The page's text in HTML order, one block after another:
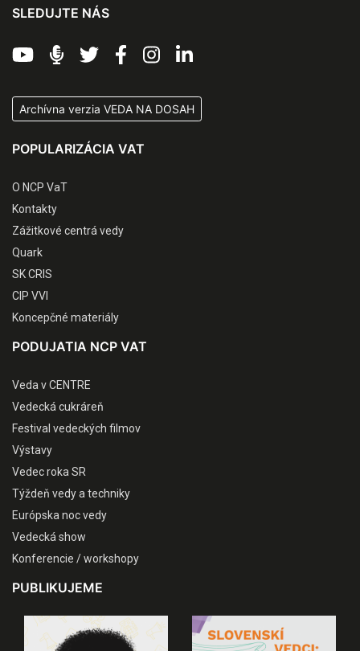
SLEDUJTE NÁS
Archívna verzia VEDA NA DOSAH
POPULARIZÁCIA VAT
O NCP VaT
Kontakty
Zážitkové centrá vedy
Quark
SK CRIS
CIP VVI
Koncepčné materiály
PODUJATIA NCP VAT
Veda v CENTRE
Vedecká cukráreň
Festival vedeckých filmov
Výstavy
Vedec roka SR
Týždeň vedy a techniky
Európska noc vedy
Vedecká show
Konferencie / workshopy
PUBLIKUJEME